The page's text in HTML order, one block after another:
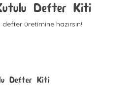
Defter Kiti
üretimine hazırsın!
Defter Kiti